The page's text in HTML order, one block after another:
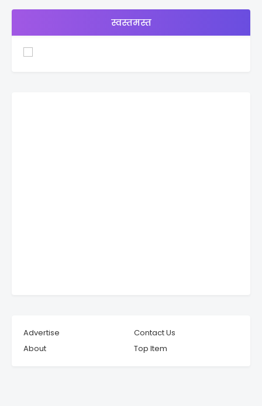
स्वस्तमस्त
Advertise
Contact Us
About
Top Item